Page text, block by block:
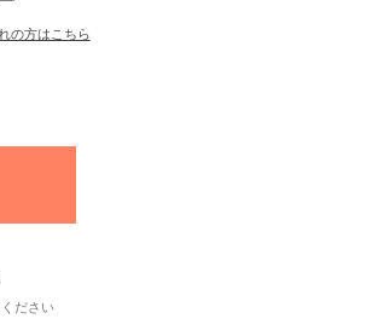
の方はこちら
ださい